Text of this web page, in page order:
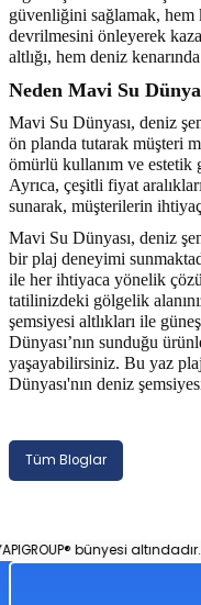
HASIRLAR
MALZEMELERİ
güvenliğini sağlamak, hem
devrilmesini önleyerek
altlığı, hem deniz
Neden Mavi Su
Mavi Su Dünyası, deniz
ön planda tutarak müşteri
ömürlü kullanım ve estetik
Ayrıca, çeşitli fiyat
sunarak, müşterilerin
Mavi Su Dünyası, deniz
bir plaj deneyimi
ile her ihtiyaca yönelik
tatilinizdeki gölgelik
şemsiyesi altlıkları ile
Dünyası’nın sunduğu
yaşayabilirsiniz. Bu yaz
Dünyası'nın deniz
Tüm Bloglar
bünyesi altındadır.